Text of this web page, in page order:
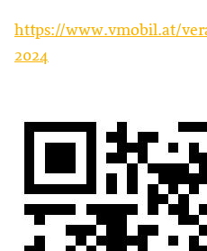
https://www.vmobil.at/
2024